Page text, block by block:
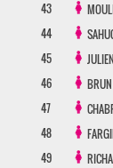
43
44
45
JULIEN
46
BRUN
47
48
49